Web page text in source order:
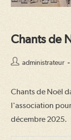
Chants de
Auteur/autrice
publication :
administrateur
Chants de Noël
l'association
décembre 2025.